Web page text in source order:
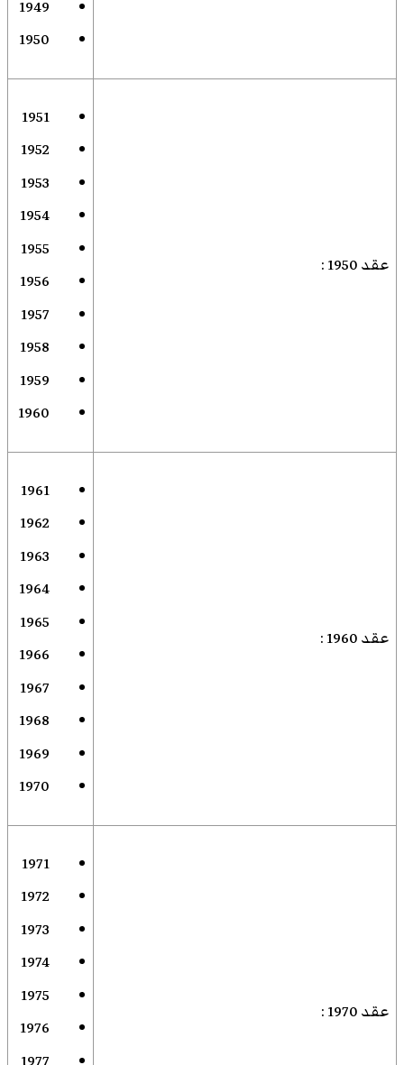
1949
1950
عقد 1950 :
1951
1952
1953
1954
1955
1956
1957
1958
1959
1960
عقد 1960 :
1961
1962
1963
1964
1965
1966
1967
1968
1969
1970
عقد 1970 :
1971
1972
1973
1974
1975
1976